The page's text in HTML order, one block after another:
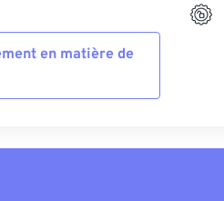
en matière de